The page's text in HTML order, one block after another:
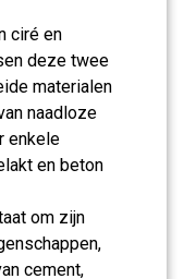
ciré en
deze twee
materialen
naadloze
enkele
en beton
om zijn
cement,